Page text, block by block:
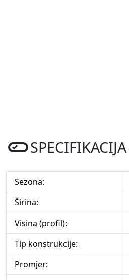
SPECIFIKACIJA
Sezona:
Širina:
Visina (profil):
Tip konstrukcije:
Promjer: